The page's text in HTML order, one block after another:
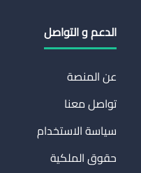
الدعم و التواصل
عن المنصة
تواصل معنا
سياسة الاستخدام
حقوق الملكية